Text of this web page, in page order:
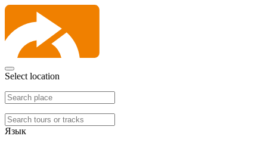
Select location
Язык